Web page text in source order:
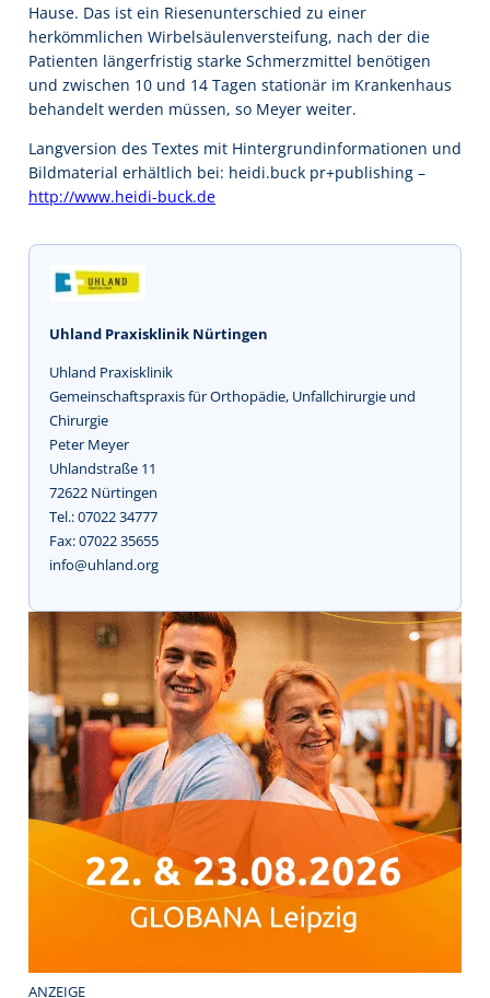
Hause. Das ist ein Riesenunterschied zu einer
herkömmlichen Wirbelsäulenversteifung, nach der die
Patienten längerfristig starke Schmerzmittel benötigen
und zwischen 10 und 14 Tagen stationär im Krankenhaus
behandelt werden müssen, so Meyer weiter.
Langversion des Textes mit Hintergrundinformationen und
Bildmaterial erhältlich bei: heidi.buck pr+publishing –
http://www.heidi-buck.de
Uhland Praxisklinik Nürtingen
Uhland Praxisklinik
Gemeinschaftspraxis für Orthopädie, Unfallchirurgie und
Chirurgie
Peter Meyer
Uhlandstraße 11
72622 Nürtingen
Tel.: 07022 34777
Fax: 07022 35655
info@uhland.org
ANZEIGE